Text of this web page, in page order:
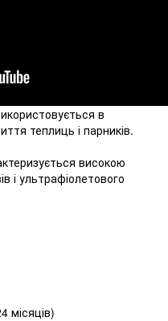
в
теплиць і парників.
високою
і ультрафіолетового
місяців)